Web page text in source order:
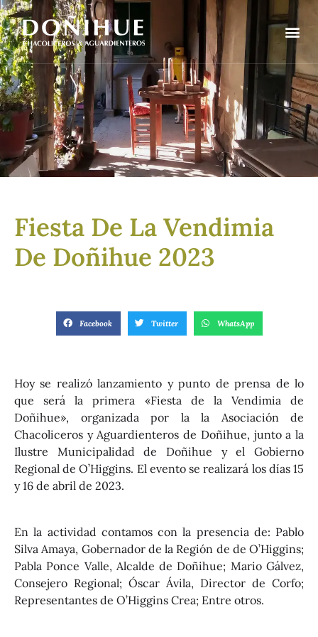
Fiesta De La Vendimia
De Doñihue 2023
Facebook Twitter WhatsApp
Hoy se realizó lanzamiento y punto de prensa de lo
que será la primera «Fiesta de la Vendimia de
Doñihue», organizada por la la Asociación de
Chacoliceros y Aguardienteros de Doñihue, junto a la
Ilustre Municipalidad de Doñihue y el Gobierno
Regional de O’Higgins. El evento se realizará los días 15
y 16 de abril de 2023.
En la actividad contamos con la presencia de: Pablo
Silva Amaya, Gobernador de la Región de de O’Higgins;
Pabla Ponce Valle, Alcalde de Doñihue; Mario Gálvez,
Consejero Regional; Óscar Ávila, Director de Corfo;
Representantes de O’Higgins Crea; Entre otros.